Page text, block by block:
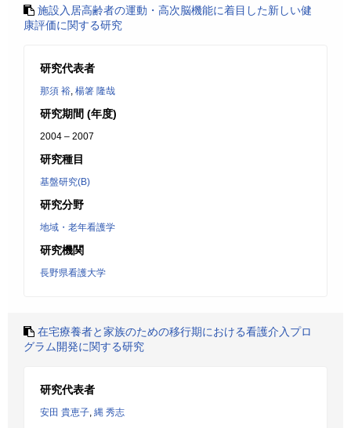
施設入居高齢者の運動・高次脳機能に着目した新しい健
康評価に関する研究
研究代表者
那須 裕, 楊箸 隆哉
研究期間 (年度)
2004 – 2007
研究種目
基盤研究(B)
研究分野
地域・老年看護学
研究機関
長野県看護大学
在宅療養者と家族のための移行期における看護介入プロ
グラム開発に関する研究
研究代表者
安田 貴恵子, 縄 秀志